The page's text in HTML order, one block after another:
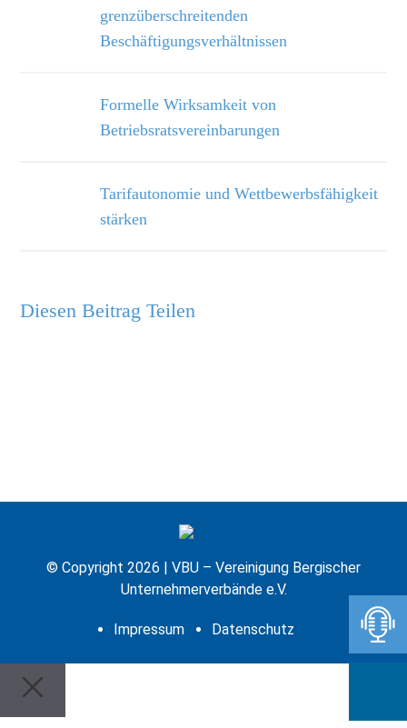
grenzüberschreitenden
Beschäftigungsverhältnissen
Formelle Wirksamkeit von
Betriebsratsvereinbarungen
Tarifautonomie und Wettbewerbsfähigkeit
stärken
Diesen Beitrag Teilen
© Copyright 2026 | VBU – Vereinigung Bergischer
Unternehmerverbände e.V.
Impressum Datenschutz
Close